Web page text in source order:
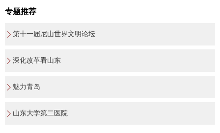
专题推荐
第十一届尼山世界文明论坛
深化改革看山东
魅力青岛
山东大学第二医院